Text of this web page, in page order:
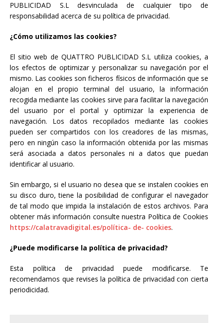
PUBLICIDAD S.L desvinculada de cualquier tipo de
responsabilidad acerca de su política de privacidad.
¿Cómo utilizamos las cookies?
El sitio web de QUATTRO PUBLICIDAD S.L utiliza cookies, a
los efectos de optimizar y personalizar su navegación por el
mismo. Las cookies son ficheros físicos de información que se
alojan en el propio terminal del usuario, la información
recogida mediante las cookies sirve para facilitar la navegación
del usuario por el portal y optimizar la experiencia de
navegación. Los datos recopilados mediante las cookies
pueden ser compartidos con los creadores de las mismas,
pero en ningún caso la información obtenida por las mismas
será asociada a datos personales ni a datos que puedan
identificar al usuario.
Sin embargo, si el usuario no desea que se instalen cookies en
su disco duro, tiene la posibilidad de configurar el navegador
de tal modo que impida la instalación de estos archivos. Para
obtener más información consulte nuestra Política de Cookies
https://calatravadigital.es/política- de- cookies.
¿Puede modificarse la política de privacidad?
Esta política de privacidad puede modificarse. Te
recomendamos que revises la política de privacidad con cierta
periodicidad.